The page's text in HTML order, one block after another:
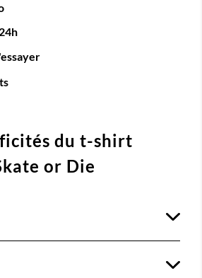
du t-shirt
or Die